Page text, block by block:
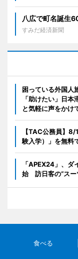
八広で町名誕生
すみだ経済新聞
困っている外国人
「助けたい」日
と気軽に声をかけ
【TAC公務員】
験入学）」を無料
「APEX24」、
始 訪日客の“スー
食べる